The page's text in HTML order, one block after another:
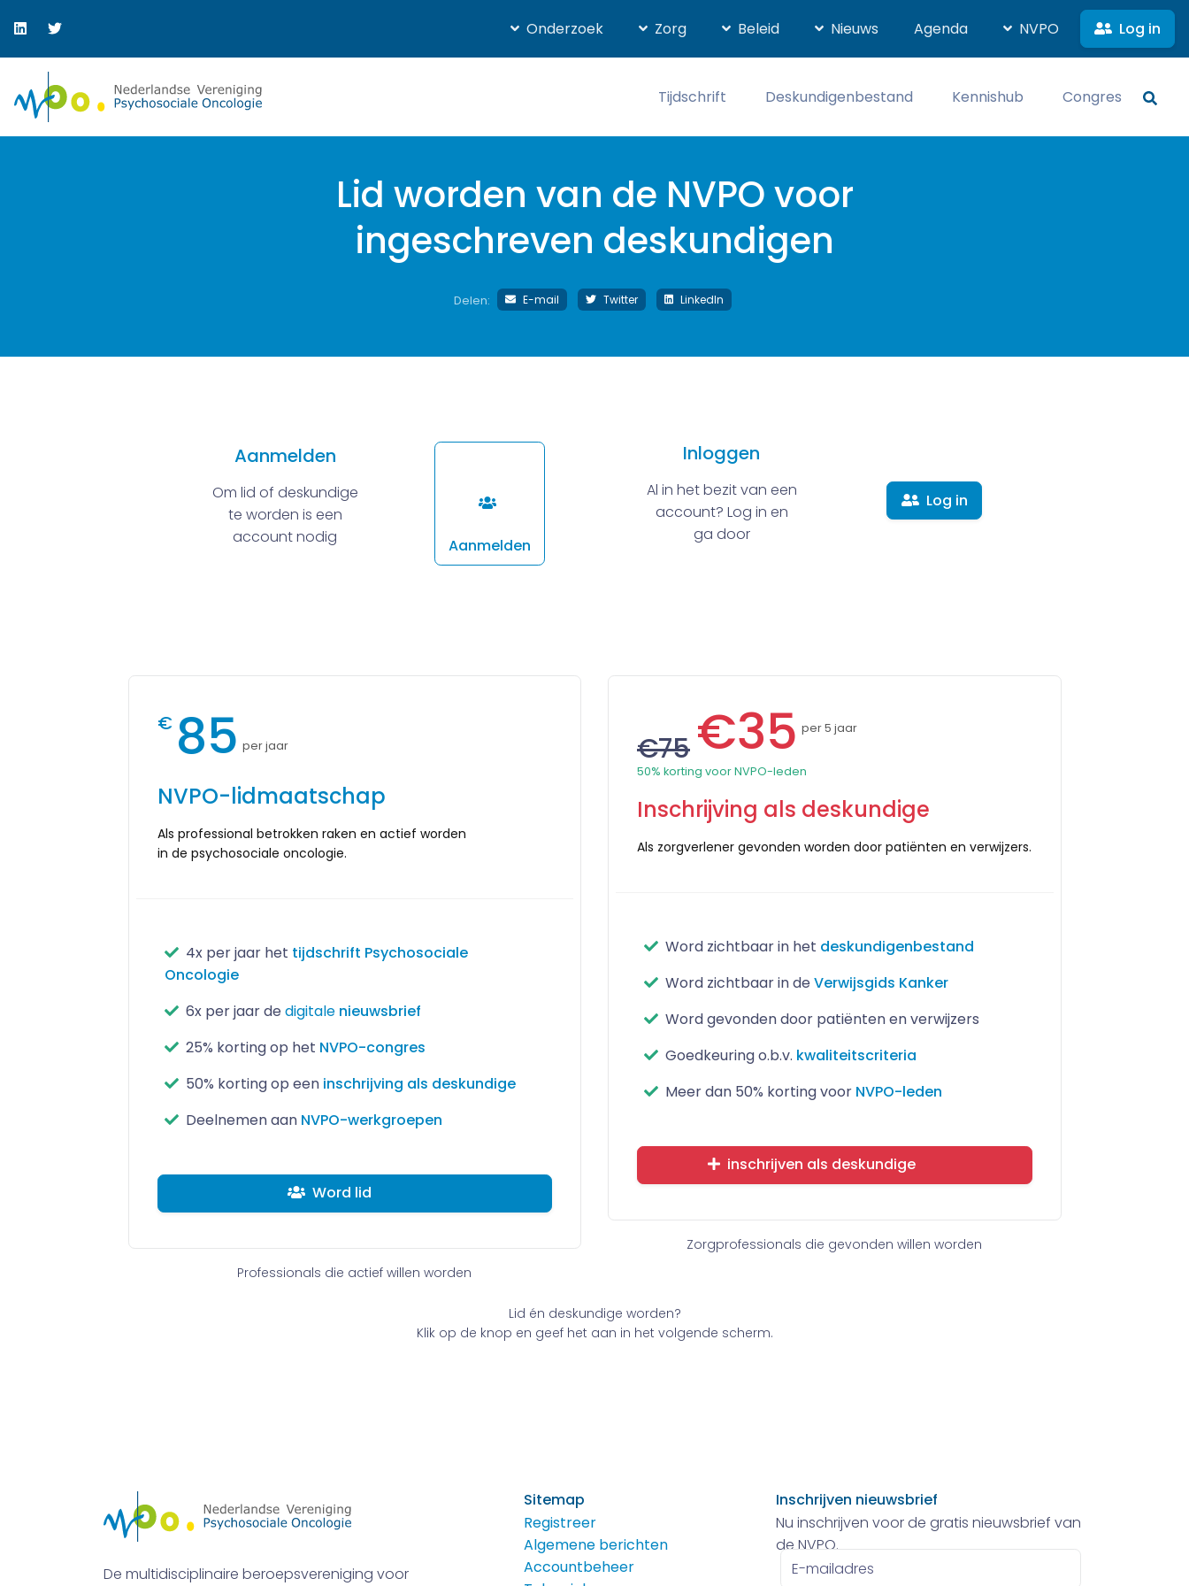
Onderzoek Zorg Beleid Nieuws Agenda NVPO Log in
Tijdschrift Deskundigenbestand Kennishub Congres
Lid worden van de NVPO voor
ingeschreven deskundigen
Delen: E-mail Twitter LinkedIn
Aanmelden
Om lid of deskundige
te worden is een
account nodig
Aanmelden
Inloggen
Al in het bezit van een
account? Log in en
ga door
Log in
€ 85 per jaar
NVPO-lidmaatschap
Als professional betrokken raken en actief worden
in de psychosociale oncologie.
4x per jaar het tijdschrift Psychosociale
Oncologie
6x per jaar de digitale nieuwsbrief
25% korting op het NVPO-congres
50% korting op een inschrijving als deskundige
Deelnemen aan NVPO-werkgroepen
Word lid
Professionals die actief willen worden
€75 €35 per 5 jaar
50% korting voor NVPO-leden
Inschrijving als deskundige
Als zorgverlener gevonden worden door patiënten en verwijzers.
Word zichtbaar in het deskundigenbestand
Word zichtbaar in de Verwijsgids Kanker
Word gevonden door patiënten en verwijzers
Goedkeuring o.b.v. kwaliteitscriteria
Meer dan 50% korting voor NVPO-leden
inschrijven als deskundige
Zorgprofessionals die gevonden willen worden
Lid én deskundige worden?
Klik op de knop en geef het aan in het volgende scherm.
De multidisciplinaire beroepsvereniging voor
Sitemap
Registreer
Algemene berichten
Accountbeheer
Inschrijven nieuwsbrief
Nu inschrijven voor de gratis nieuwsbrief van
de NVPO.
E-
mailadres